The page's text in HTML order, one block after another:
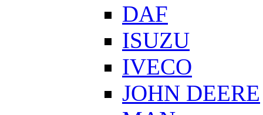
DAF
ISUZU
IVECO
JOHN DEERE